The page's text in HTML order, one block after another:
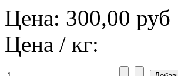
Цена: 300,00 руб
Цена / кг: